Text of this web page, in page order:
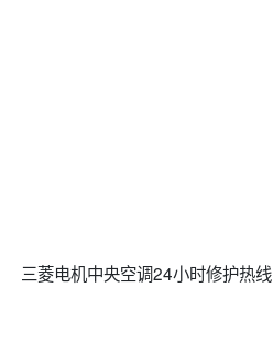
三菱电机中央空调24小时修护热线